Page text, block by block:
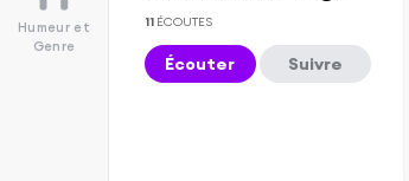
Humeur et
Genre
11 ÉCOUTES
Écouter Suivre